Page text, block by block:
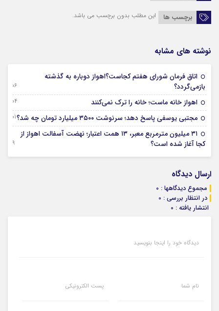
برچسب ها این مطلب بدون برچسب می باشد.
نوشته های مشابه
اتاق فرمان شورای هفتم کجاست؟اهواز دوباره به گذشته
بازمی‌گردد؟
06 آگوست 2026
اهواز خانه ماست؛ خانه را ترک نمی‌کنند 04 آگوست 2026
مجتبی یوسفی پاسخ دهد؛ سرنوشت ۳۵۰۰ میلیارد تومان چه شد؟ 01 آگوست 2026
۳۱ میلیون مترمربع معبر، ۱۳ همت اعتبار؛ نهضت آسفالت اهواز از
کجا آغاز شده است؟
29 جولای 2026
ارسال دیدگاه
مجموع دیدگاهها : 0
در انتظار بررسی : 0
انتشار یافته : 0
دیدگاه خود را اینجا بنویسید
نام شما پست الکترونیکی